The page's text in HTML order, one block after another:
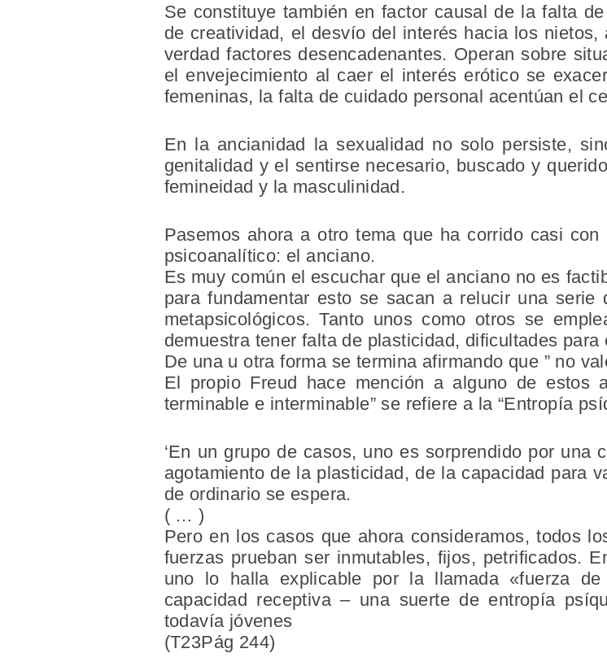
Se constituye también en factor causal de la falta
de creatividad, el desvío del interés hacia los
verdad factores desencadenantes. Operan sobre
el envejecimiento al caer el interés erótico se
femeninas, la falta de cuidado personal acentúan el
En la ancianidad la sexualidad no solo persiste,
genitalidad y el sentirse necesario, buscado y
femineidad y la masculinidad.
Pasemos ahora a otro tema que ha corrido casi
psicoanalítico: el anciano.
Es muy común el escuchar que el anciano no es
para fundamentar esto se sacan a relucir una serie
metapsicológicos. Tanto unos como otros se
demuestra tener falta de plasticidad, dificultades para
De una u otra forma se termina afirmando que ” no
El propio Freud hace mención a alguno de estos
terminable e interminable” se refiere a la “Entropía
‘En un grupo de casos, uno es sorprendido por una
agotamiento de la plasticidad, de la capacidad para
de ordinario se espera.
( … )
Pero en los casos que ahora consideramos, todos
fuerzas prueban ser inmutables, fijos, petrificados.
uno lo halla explicable por la llamada «fuerza
capacidad receptiva – una suerte de entropía
todavía jóvenes
(T23Pág 244)